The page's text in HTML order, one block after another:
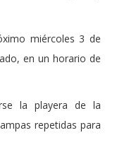
miércoles 3 de
en un horario de
la playera de la
repetidas para